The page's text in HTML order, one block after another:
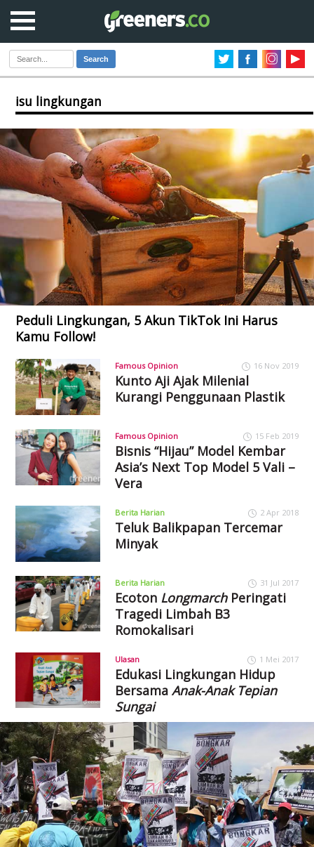
Search
isu lingkungan
Peduli Lingkungan, 5 Akun TikTok Ini Harus
Kamu Follow!
Famous Opinion 16 Nov 2019
Kunto Aji Ajak Milenial
Kurangi Penggunaan Plastik
Famous Opinion 15 Feb 2019
Bisnis “Hijau” Model Kembar
Asia’s Next Top Model 5 Vali –
Vera
Berita Harian 2 Apr 2018
Teluk Balikpapan Tercemar
Minyak
Berita Harian 31 Jul 2017
Ecoton LongmarchPeringati
Tragedi Limbah B3
Romokalisari
Ulasan 1 Mei 2017
Edukasi Lingkungan Hidup
Bersama Anak-Anak Tepian
Sungai